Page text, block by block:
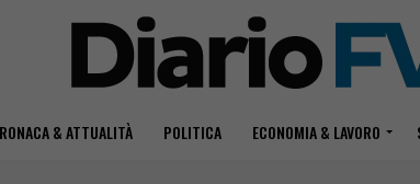
& ATTUALITÀ POLITICA ECONOMIA & LAVORO